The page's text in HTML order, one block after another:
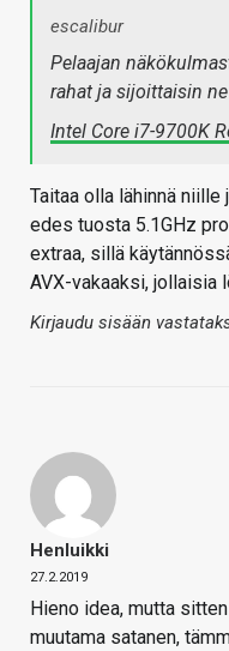
escalibur
Pelaajan
rahat ja sijoittaisin
Intel Core i7-9700K
Taitaa olla lähinnä
edes tuosta 5.1GHz
extraa, sillä
AVX-vakaaksi, jollaisia
Kirjaudu sisään
Henluikki
27.2.2019
Hieno idea, mutta
muutama satanen,